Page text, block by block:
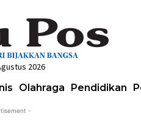
2026
Olahraga Pendidikan
-